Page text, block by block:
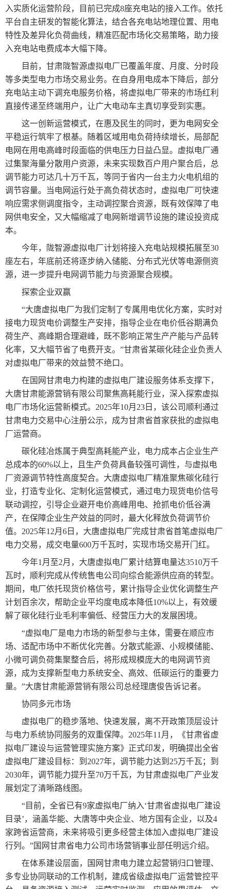
入实质化运营阶段，目前已完成8座充电站的接入工作。依托
平台自主研发的智能化算法，结合各充电站地理位置、用电
特性及差异化负荷曲线，精准匹配市场化交易策略，助力接
入充电站电费成本大幅下降。
目前，甘肃陇智源虚拟电厂已覆盖年度、月度、分时段
等多类型电力市场交易业务。在自身用电成本下降后，部分
充电站主动下调充电服务价格，将虚拟电厂带来的市场红利
直接传递至终端用户，让广大电动车主真切享受到实惠。
这一创新运营模式，在惠及民生的同时，更为电网安全
平稳运行筑牢了根基。随着区域用电负荷持续增长，局部配
电网在用电高峰时段面临的供电压力日益凸显。虚拟电厂通
过集聚海量分散用户资源，未来实现数百户用户聚合后，总
调节能力可达几十万千瓦，等同于省内一台主力火电机组的
调节容量。当电网运行处于高负荷状态时，虚拟电厂可快速
响应需求侧调度指令，主动调控聚合资源，既有效保障了电
网供电安全，又大幅缩减了电网新增调节设施的建设投资成
本。
今年，陇智源虚拟电厂计划将接入充电站规模拓展至30
座左右，年底前还将逐步纳入储能、分布式光伏等电源侧资
源，进一步提升电网调节能力与资源聚合规模。
探索企业双赢
“大唐虚拟电厂为我们定制了专属用电优化方案，实时对
接电力现货电价调整生产安排，指导企业在电价低谷期满负
荷生产、高峰期合理避峰，既不影响正常生产产能与产品转
化率，又大幅节省了电费开支。”甘肃省某碳化硅企业负责人
对虚拟电厂带来的效益赞不绝口。
在国网甘肃电力构建的虚拟电厂建设服务体系支撑下，
大唐甘肃能源营销有限公司聚焦高耗能行业，深入探索虚拟
电厂市场化运营新模式。2025年10月23日，该公司顺利通过
甘肃电力交易中心注册公示，成为甘肃省首家获批的虚拟电
厂运营商。
碳化硅冶炼属于典型高耗能产业，电力成本占企业生产
总成本的60%以上，且生产负荷具备较强可调性，与虚拟电
厂资源调节特性高度契合。大唐虚拟电厂精准聚焦碳化硅行
业，打造专业化、定制化运营模式，通过电力现货电价信号
联动调控，引导企业避开电价高峰用电、抢抓电价低谷满
产，在保障企业生产效益的同时，最大化释放负荷调节价
值。2025年12月6日，大唐虚拟电厂完成甘肃省首笔虚拟电厂
电力交易，成交电量600万千瓦时，实现市场交易开门红。
今年1月至2月，大唐虚拟电厂累计结算电量达3510万千
瓦时，顺利完成从传统售电公司向综合能源供应商的转型。
期间，电厂依托现货价格信号，累计指导企业优化调整生产
计划百余次，帮助企业平均度电成本降低10%以上，有效缓
解了碳化硅行业毛利率偏低、经营压力大的发展困境。
“虚拟电厂是电力市场的新型参与主体，需要在顺应市
场、适配市场中不断优化完善。分散式能源、小规模储能、
小微可调负荷集聚整合后，将形成规模庞大的电网调节资
源，成为支撑新型电力系统安全、高效、低碳运行的重要力
量。”大唐甘肃能源营销有限公司总经理唐俊告诉记者。
协同多元市场
虚拟电厂的稳步落地、快速发展，离不开政策顶层设计
与电力系统协同服务的双重保障。2025年11月，《甘肃省虚
拟电厂建设与运营管理实施方案》正式印发，明确提出全省
虚拟电厂建设目标：到2027年，调节能力达到25万千瓦；到
2030年，调节能力提升至70万千瓦，为甘肃虚拟电厂产业发
展划定了清晰路线图。
“目前，全省已有9家虚拟电厂纳入‘甘肃省虚拟电厂建设
目录’，涵盖华能、大唐等中央企业、地方国有企业，以及4
家跨省运营商，未来将吸引更多经营主体加入虚拟电厂建设
行列。”国网甘肃省电力公司市场营销事业部任明远介绍。
在体系建设层面，国网甘肃电力建立起营销归口管理、
多专业协同联动的工作机制，建成省级虚拟电厂运营管控平